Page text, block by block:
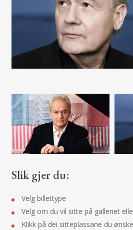
Slik gjer du:
Velg billettype
Velg om du vil sitte på galleriet
Klikk på dei sitteplassane du